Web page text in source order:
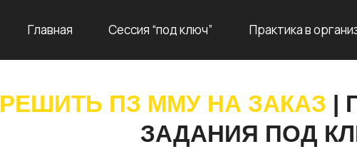
РЕШИТЬ ПЗ ММУ НА ЗАКАЗ |
ЗАДАНИЯ ПОД
Главная Практика в
Сессия “под ключ”